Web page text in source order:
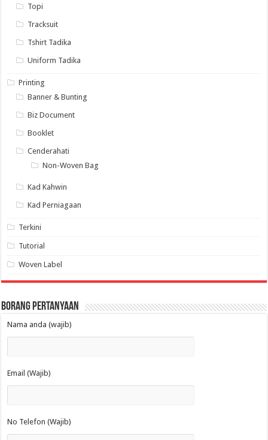
Topi
Tracksuit
Tshirt Tadika
Uniform Tadika
Printing
Banner & Bunting
Biz Document
Booklet
Cenderahati
Non-Woven Bag
Kad Kahwin
Kad Perniagaan
Terkini
Tutorial
Woven Label
Borang Pertanyaan
Nama anda (wajib)
Email (Wajib)
No Telefon (Wajib)